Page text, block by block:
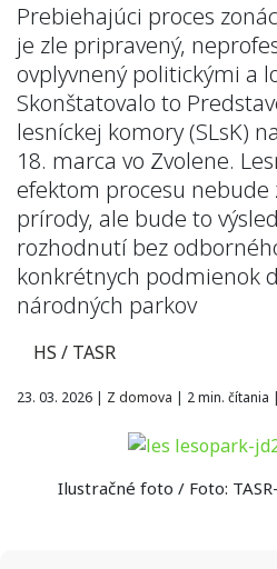
Prebiehajúci proces
je zle pripravený,
ovplyvnený politickými a
Skonštatovalo to
lesníckej komory (SLsK)
18. marca vo Zvolene.
efektom procesu nebude
prírody, ale bude to
rozhodnutí bez
konkrétnych podmienok
národných parkov
HS / TASR
23. 03. 2026 | Z domova | 2 min. čítania |
Ilustračné foto / Foto: